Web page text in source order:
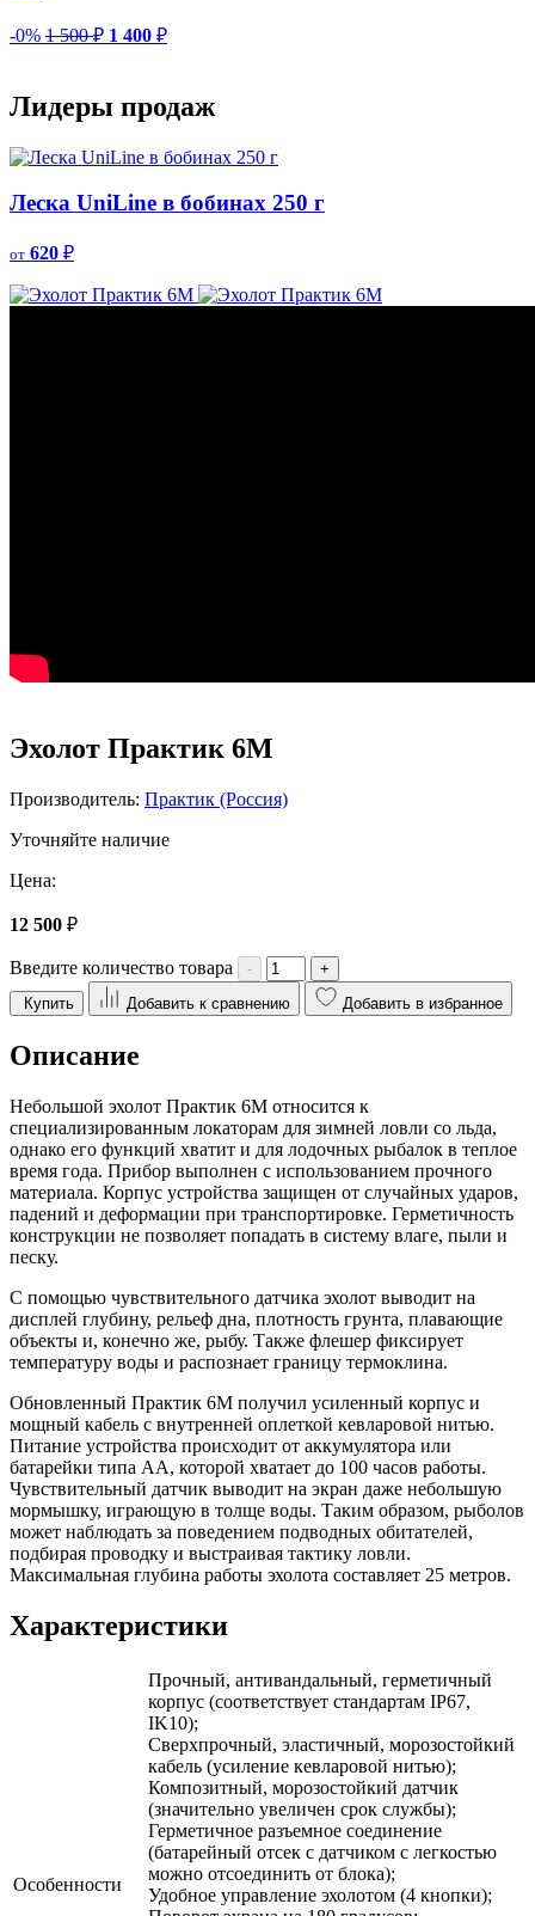
-0% 1 500₽ 1 400 ₽
Лидеры продаж
Леска UniLine в бобинах 250 г
от 620 ₽
Эхолот Практик 6М
Производитель: Практик (Россия)
Уточняйте наличие
Цена:
12 500 ₽
Введите количество товара -
+
Купить
Добавить к сравнению Добавить в избранное
Описание
Небольшой эхолот Практик 6М относится к
специализированным локаторам для зимней ловли со льда,
однако его функций хватит и для лодочных рыбалок в теплое
время года. Прибор выполнен с использованием прочного
материала. Корпус устройства защищен от случайных ударов,
падений и деформации при транспортировке. Герметичность
конструкции не позволяет попадать в систему влаге, пыли и
песку.
С помощью чувствительного датчика эхолот выводит на
дисплей глубину, рельеф дна, плотность грунта, плавающие
объекты и, конечно же, рыбу. Также флешер фиксирует
температуру воды и распознает границу термоклина.
Обновленный Практик 6М получил усиленный корпус и
мощный кабель с внутренней оплеткой кевларовой нитью.
Питание устройства происходит от аккумулятора или
батарейки типа АА, которой хватает до 100 часов работы.
Чувствительный датчик выводит на экран даже небольшую
мормышку, играющую в толще воды. Таким образом, рыболов
может наблюдать за поведением подводных обитателей,
подбирая проводку и выстраивая тактику ловли.
Максимальная глубина работы эхолота составляет 25 метров.
Характеристики
Особенности
Прочный, антивандальный, герметичный
корпус (соответствует стандартам IP67,
IK10);
Сверхпрочный, эластичный, морозостойкий
кабель (усиление кевларовой нитью);
Композитный, морозостойкий датчик
(значительно увеличен срок службы);
Герметичное разъемное соединение
(батарейный отсек с датчиком с легкостью
можно отсоединить от блока);
Удобное управление эхолотом (4 кнопки);